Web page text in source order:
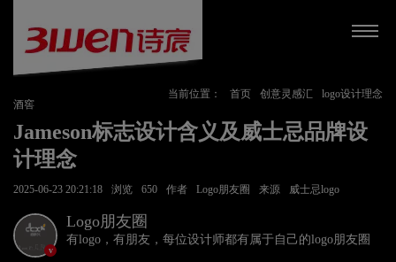
当前位置： 首页 创意灵感汇
logo设计理念
酒窖
Jameson标志设计含义及威士忌品牌设
计理念
2025-06-23 20:21:18 浏览 650 作者 Logo朋友圈 来源 威士忌logo
v
Logo朋友圈
有logo，有朋友，每位设计师都有属于自己的logo朋友圈